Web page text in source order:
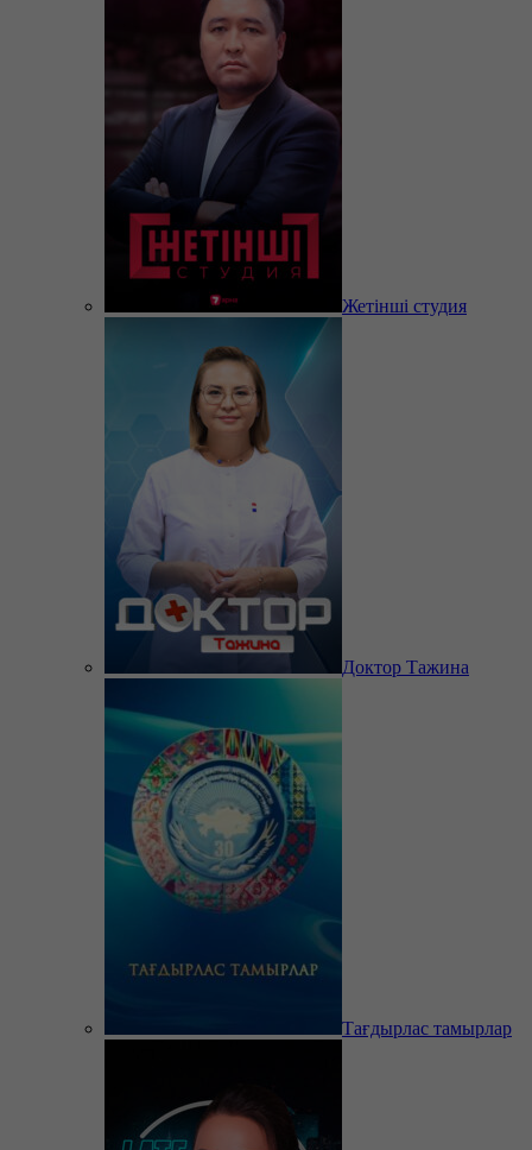
Жетінші студия
Доктор Тажина
Тағдырлас тамырлар